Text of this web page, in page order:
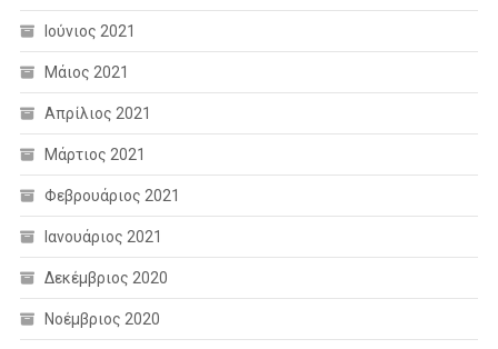
Ιούνιος 2021
Μάιος 2021
Απρίλιος 2021
Μάρτιος 2021
Φεβρουάριος 2021
Ιανουάριος 2021
Δεκέμβριος 2020
Νοέμβριος 2020